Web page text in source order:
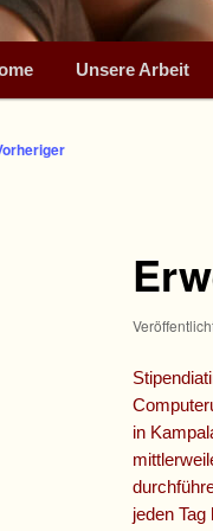
Unsere Arbeit
in
jeden